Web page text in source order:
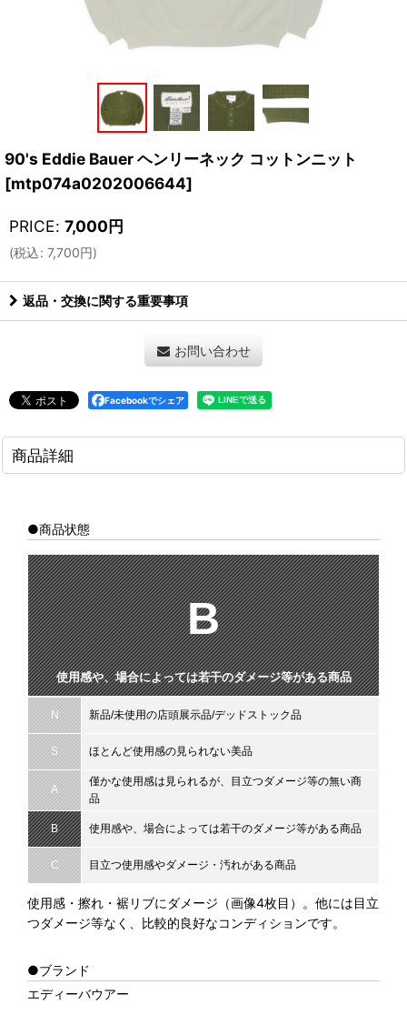
90's Eddie Bauer ヘンリーネック コットンニット
[mtp074a0202006644]
PRICE: 7,000円
(税込: 7,700円)
返品・交換に関する重要事項
お問い合わせ
Facebookでシェア
商品詳細
●商品状態
B
使用感や、場合によっては若干のダメージ等がある商品
N 新品/未使用の店頭展示品/デッドストック品
S ほとんど使用感の見られない美品
A
僅かな使用感は見られるが、目立つダメージ等の無い商
品
B 使用感や、場合によっては若干のダメージ等がある商品
C 目立つ使用感やダメージ・汚れがある商品
使用感・擦れ・裾リブにダメージ（画像4枚目）。他には目立
つダメージ等なく、比較的良好なコンディションです。
●ブランド
エディーバウアー